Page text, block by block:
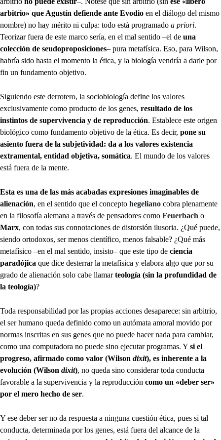
arbitrio» que Agustín defiende ante Evodio en el diálogo del mismo
nombre) no hay mérito ni culpa: todo está programado a priori.
Teorizar fuera de este marco sería, en el mal sentido –el de una
colección de seudoproposiciones– pura metafísica. Eso, para Wilson,
habría sido hasta el momento la ética, y la biología vendría a darle por
fin un fundamento objetivo.
Siguiendo este derrotero, la sociobiología define los valores
exclusivamente como producto de los genes, resultado de los
instintos de supervivencia y de reproducción. Establece este origen
biológico como fundamento objetivo de la ética. Es decir, pone su
asiento fuera de la subjetividad: da a los valores existencia
extramental, entidad objetiva, somática. El mundo de los valores
está fuera de la mente.
Esta es una de las más acabadas expresiones imaginables de
alienación, en el sentido que el concepto hegeliano cobra plenamente
en la filosofía alemana a través de pensadores como Feuerbach o
Marx, con todas sus connotaciones de distorsión ilusoria. ¿Qué puede,
siendo ortodoxos, ser menos científico, menos falsable? ¿Qué más
metafísico –en el mal sentido, insisto– que este tipo de ciencia
paradójica que dice desterrar la metafísica y elabora algo que por su
grado de alienación solo cabe llamarteología (sin la profundidad de
la teología)?
Toda responsabilidad por las propias acciones desaparece: sin arbitrio,
el ser humano queda definido como un autómata amoral movido por
normas inscritas en sus genes que no puede hacer nada para cambiar,
como una computadora no puede sino ejecutar programas. Y si el
progreso, afirmado como valor (Wilson dixit), es inherente a la
evolución (Wilson dixit), no queda sino considerar toda conducta
favorable a la supervivencia y la reproducción como un «deber ser»
por el mero hecho de ser.
Y ese deber ser no da respuesta a ninguna cuestión ética, pues si tal
conducta, determinada por los genes, está fuera del alcance de la